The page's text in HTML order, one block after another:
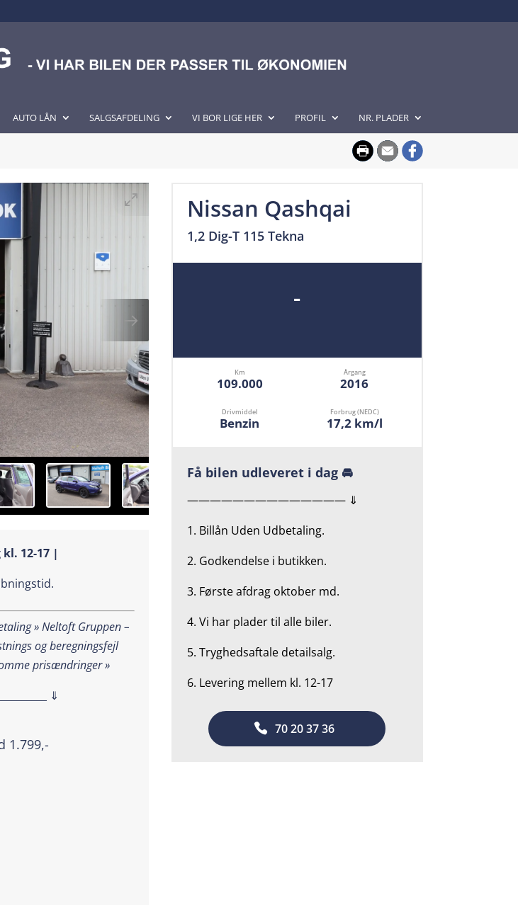
AUTO LÅN SALGSAFDELING VI BOR LIGE HER PROFIL NR. PLADER
12-17 |
» Neltoft Gruppen –
og beregningsfejl
prisændringer »
⇓
1.799,-
Nissan Qashqai
1,2 Dig-T 115 Tekna
-
Km
109.000
Årgang
2016
Drivmiddel
Benzin
Forbrug (NEDC)
17,2 km/l
Få bilen udleveret i dag 🚘
—————————————— ⇓
1. Billån Uden Udbetaling.
2. Godkendelse i butikken.
3. Første afdrag oktober md.
4. Vi har plader til alle biler.
5. Tryghedsaftale detailsalg.
6. Levering mellem kl. 12-17
70 20 37 36